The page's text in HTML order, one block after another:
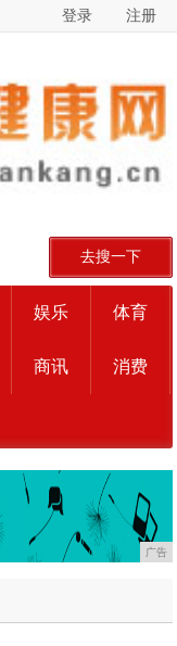
登录 注册
去搜一下
娱乐 体育
商讯 消费
广告